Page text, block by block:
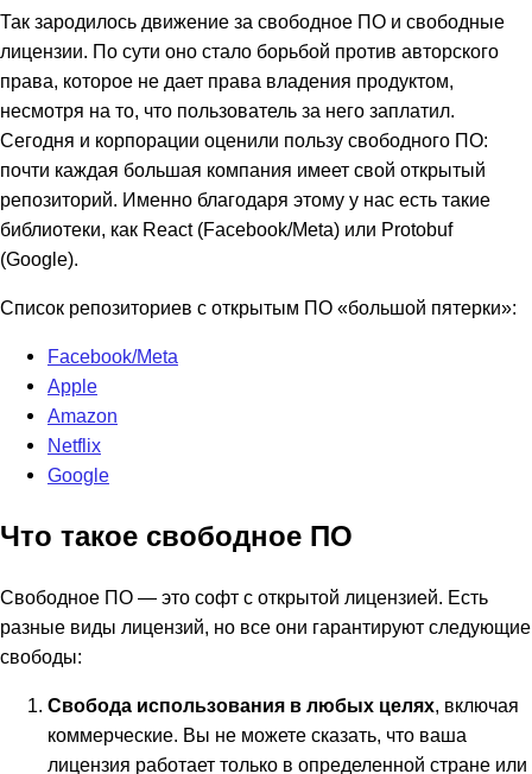
Так зародилось движение за свободное ПО и свободные
лицензии. По сути оно стало борьбой против авторского
права, которое не дает права владения продуктом,
несмотря на то, что пользователь за него заплатил.
Сегодня и корпорации оценили пользу свободного ПО:
почти каждая большая компания имеет свой открытый
репозиторий. Именно благодаря этому у нас есть такие
библиотеки, как React (Facebook/Meta) или Protobuf
(Google).
Список репозиториев с открытым ПО «большой пятерки»:
Facebook/Meta
Apple
Amazon
Netflix
Google
Что такое свободное ПО
Свободное ПО — это софт с открытой лицензией. Есть
разные виды лицензий, но все они гарантируют следующие
свободы:
Свобода использования в любых целях, включая
коммерческие. Вы не можете сказать, что ваша
лицензия работает только в определенной стране или